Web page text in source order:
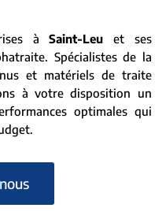
àSaint-Leu et ses
Spécialistes de la
et matériels de traite
à votre disposition un
optimales qui